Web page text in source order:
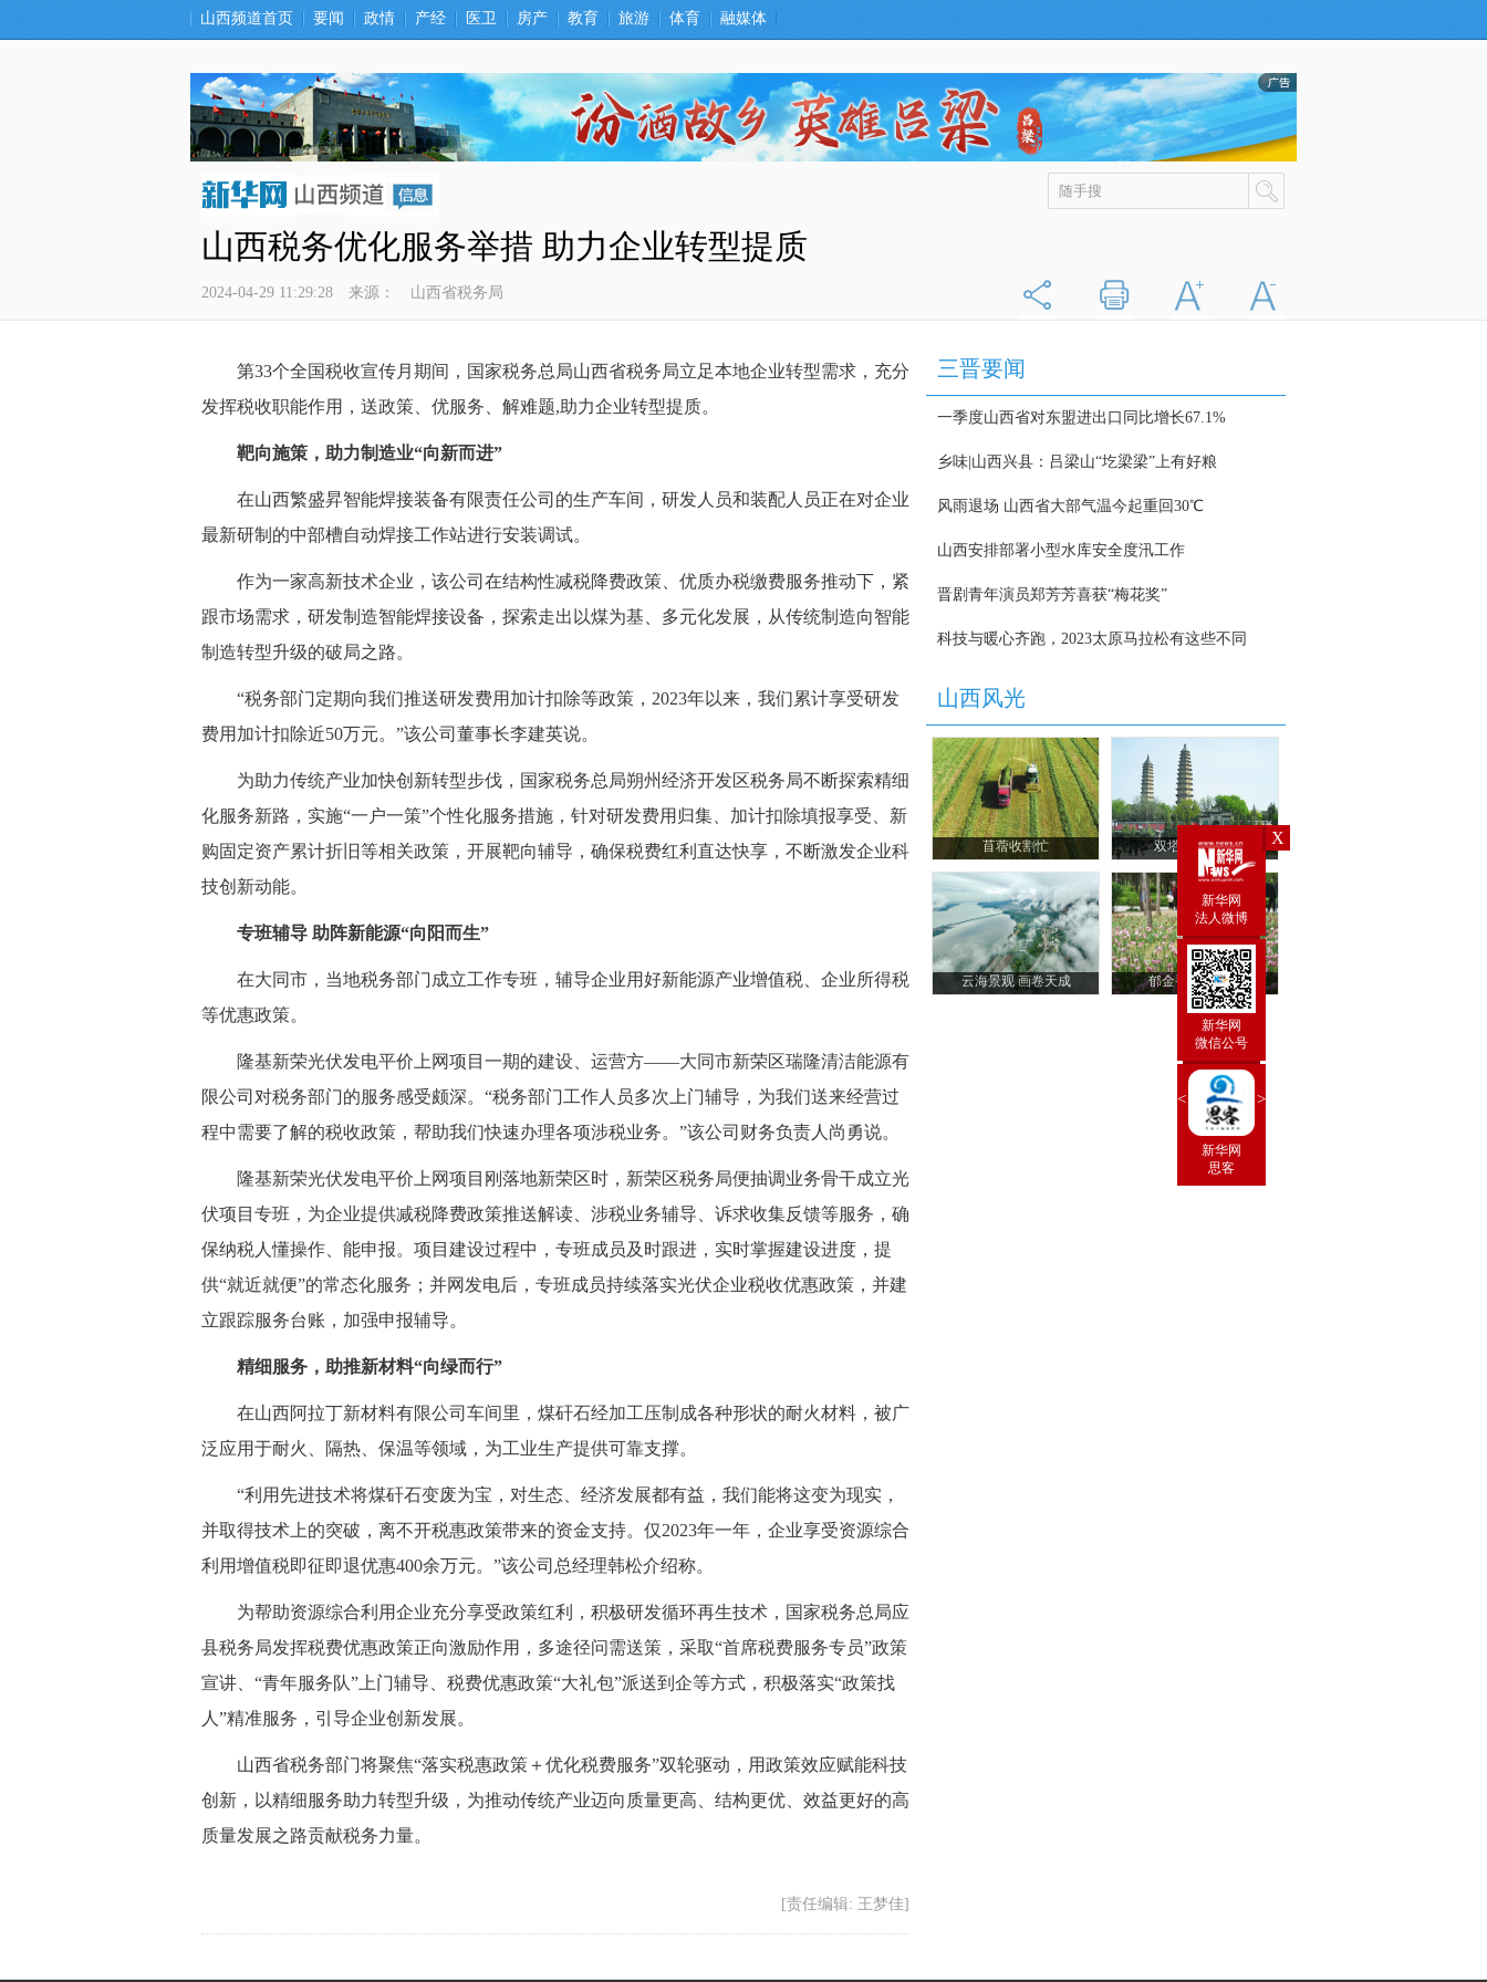
山西频道首页 要闻 政情 产经 医卫 房产 教育 旅游 体育 融媒体
新华网
法人微博
新华网
微信公号
< >
新华网
思客
X
山西税务优化服务举措 助力企业转型提质
2024-04-29 11:29:28 来源： 山西省税务局
第33个全国税收宣传月期间，国家税务总局山西省税务局立足本地企业转型需求，充分
发挥税收职能作用，送政策、优服务、解难题,助力企业转型提质。
靶向施策，助力制造业“向新而进”
在山西繁盛昇智能焊接装备有限责任公司的生产车间，研发人员和装配人员正在对企业
最新研制的中部槽自动焊接工作站进行安装调试。
作为一家高新技术企业，该公司在结构性减税降费政策、优质办税缴费服务推动下，紧
跟市场需求，研发制造智能焊接设备，探索走出以煤为基、多元化发展，从传统制造向智能
制造转型升级的破局之路。
“税务部门定期向我们推送研发费用加计扣除等政策，2023年以来，我们累计享受研发
费用加计扣除近50万元。”该公司董事长李建英说。
为助力传统产业加快创新转型步伐，国家税务总局朔州经济开发区税务局不断探索精细
化服务新路，实施“一户一策”个性化服务措施，针对研发费用归集、加计扣除填报享受、新
购固定资产累计折旧等相关政策，开展靶向辅导，确保税费红利直达快享，不断激发企业科
技创新动能。
专班辅导 助阵新能源“向阳而生”
在大同市，当地税务部门成立工作专班，辅导企业用好新能源产业增值税、企业所得税
等优惠政策。
隆基新荣光伏发电平价上网项目一期的建设、运营方——大同市新荣区瑞隆清洁能源有
限公司对税务部门的服务感受颇深。“税务部门工作人员多次上门辅导，为我们送来经营过
程中需要了解的税收政策，帮助我们快速办理各项涉税业务。”该公司财务负责人尚勇说。
隆基新荣光伏发电平价上网项目刚落地新荣区时，新荣区税务局便抽调业务骨干成立光
伏项目专班，为企业提供减税降费政策推送解读、涉税业务辅导、诉求收集反馈等服务，确
保纳税人懂操作、能申报。项目建设过程中，专班成员及时跟进，实时掌握建设进度，提
供“就近就便”的常态化服务；并网发电后，专班成员持续落实光伏企业税收优惠政策，并建
立跟踪服务台账，加强申报辅导。
精细服务，助推新材料“向绿而行”
在山西阿拉丁新材料有限公司车间里，煤矸石经加工压制成各种形状的耐火材料，被广
泛应用于耐火、隔热、保温等领域，为工业生产提供可靠支撑。
“利用先进技术将煤矸石变废为宝，对生态、经济发展都有益，我们能将这变为现实，
并取得技术上的突破，离不开税惠政策带来的资金支持。仅2023年一年，企业享受资源综合
利用增值税即征即退优惠400余万元。”该公司总经理韩松介绍称。
为帮助资源综合利用企业充分享受政策红利，积极研发循环再生技术，国家税务总局应
县税务局发挥税费优惠政策正向激励作用，多途径问需送策，采取“首席税费服务专员”政策
宣讲、“青年服务队”上门辅导、税费优惠政策“大礼包”派送到企等方式，积极落实“政策找
人”精准服务，引导企业创新发展。
山西省税务部门将聚焦“落实税惠政策＋优化税费服务”双轮驱动，用政策效应赋能科技
创新，以精细服务助力转型升级，为推动传统产业迈向质量更高、结构更优、效益更好的高
质量发展之路贡献税务力量。
[责任编辑: 王梦佳]